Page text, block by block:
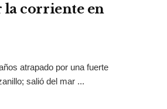
la corriente en
atrapado por una fuerte
salió del mar ...